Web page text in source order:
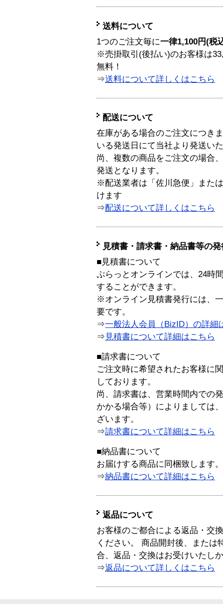
送料について
1つのご注文毎に一律1,100円(税
※売掛取引(後払い)のお客様は
無料！
⇒送料について詳しくはこちら
配送について
在庫がある場合のご注文につき
いる発送日にて当社より発送い
尚、複数の商品をご注文の場合
発送となります。
※配送業者は「佐川急便」また
けます
⇒配送について詳しくはこちら
見積書・請求書・納品書等の
■見積書について
ぷらっとオンラインでは、24時
することができます。
※オンライン見積書発行には、
要です。
⇒一般法人会員（BizID）の詳細
⇒ 見積書について詳細はこちら
■請求書について
ご注文時に希望されたお客様に
しております。
尚、請求書は、営業時間内での
かかる場合等）によりましては
ざいます。
⇒請求書について詳細はこちら
■納品書について
お届けする商品に同梱致します。
⇒納品書について詳細はこちら
返品について
お客様のご都合による返品・交
ください。 商品開封後、または
合、返品・交換はお受けいたし
⇒返品について詳しくはこちら